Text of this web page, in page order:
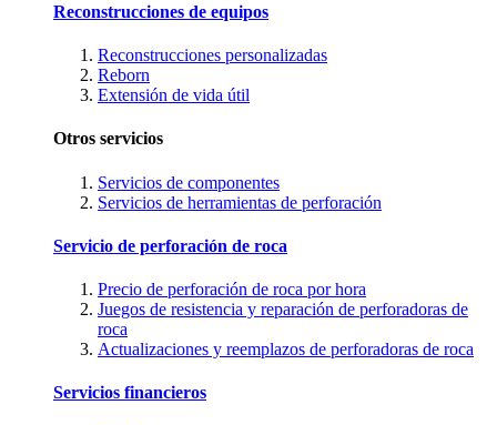
Reconstrucciones de equipos
Reconstrucciones personalizadas
Reborn
Extensión de vida útil
Otros servicios
Servicios de componentes
Servicios de herramientas de perforación
Servicio de perforación de roca
Precio de perforación de roca por hora
Juegos de resistencia y reparación de perforadoras de
roca
Actualizaciones y reemplazos de perforadoras de roca
Servicios financieros